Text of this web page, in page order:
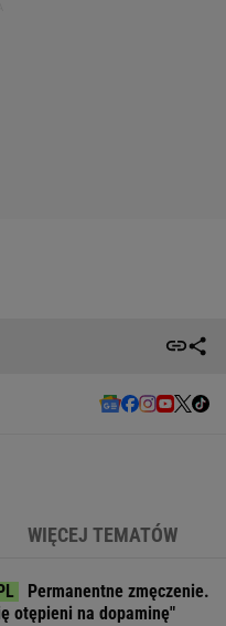
WIĘCEJ TEMATÓW
Permanentne zmęczenie.
otępieni na dopaminę"